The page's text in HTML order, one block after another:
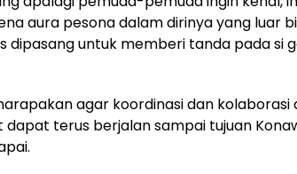
aura pesona dalam dirinya yang luar
dipasang untuk memberi tanda pada si
agar koordinasi dan
terus berjalan sampai tujuan